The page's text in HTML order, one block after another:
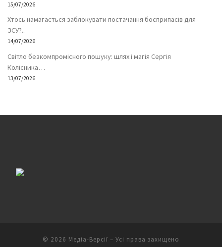
15/07/2026
Хтось намагається заблокувати постачання боєприпасів для
ЗСУ?..
14/07/2026
Світло безкомпромісного пошуку: шлях і магія Сергія
Колісника…
13/07/2026
© 2026 Медіа-Версії – Усі права захищено